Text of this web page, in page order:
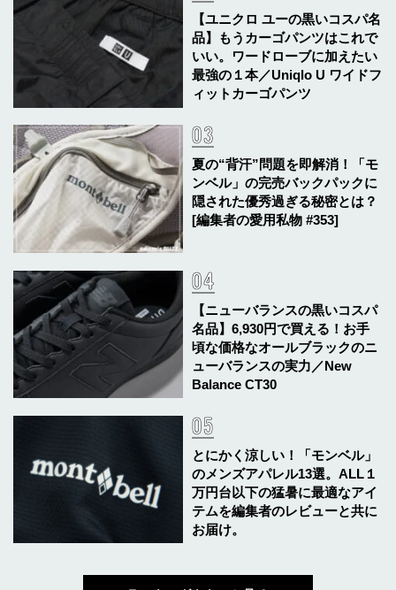
【ユニクロ ユーの黒いコスパ名
品】もうカーゴパンツはこれで
いい。ワードローブに加えたい
最強の１本／Uniqlo U ワイドフ
ィットカーゴパンツ
夏の“背汗”問題を即解消！「モ
ンベル」の完売バックパックに
隠された優秀過ぎる秘密とは？
[編集者の愛用私物 #353]
【ニューバランスの黒いコスパ
名品】6,930円で買える！お手
頃な価格なオールブラックのニ
ューバランスの実力／New
Balance CT30
とにかく涼しい！「モンベル」
のメンズアパレル13選。ALL１
万円台以下の猛暑に最適なアイ
テムを編集者のレビューと共に
お届け。